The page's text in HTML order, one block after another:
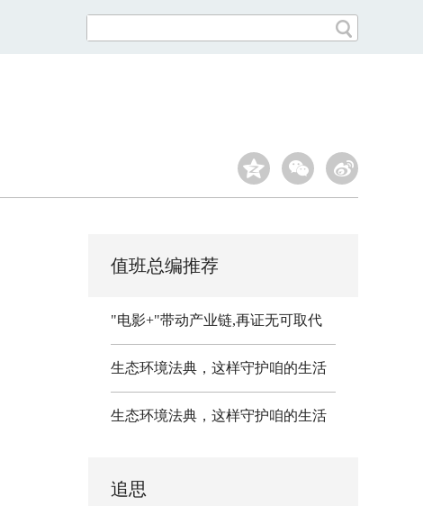
值班总编推荐
"电影+"带动产业链,再证无可取代
生态环境法典，这样守护咱的生活
生态环境法典，这样守护咱的生活
追思